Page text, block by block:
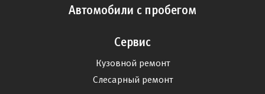
Автомобили с пробегом
Сервис
Кузовной ремонт
Слесарный ремонт